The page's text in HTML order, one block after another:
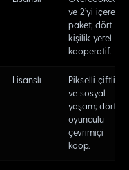
ve 2'yi içeren
paket; dört
kişilik yerel
kooperatif.
Lisanslı
Pikselli çiftlik
ve sosyal
yaşam; dört
oyunculu
çevrimiçi
koop.